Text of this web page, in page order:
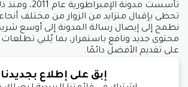
تأسست مدونة
تحظى بإقبال متزايد من الزوار من مختلف
نطمح إلى إيصال رسالة المدونة إلى أوسع
محتوى جديد ونافع باستمرار، بما يُلبي تطلعات
على تقديم الأفضل دائمًا.
إبق على إطلاع بجديدنا